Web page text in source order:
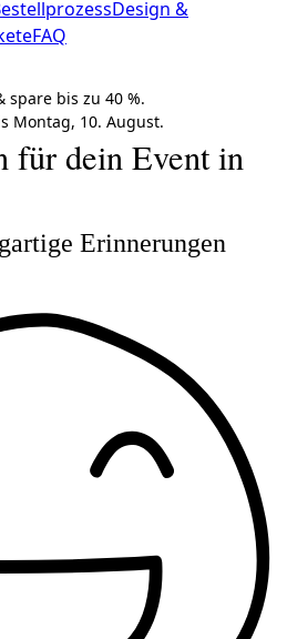
Design &
FAQ
spare bis zu 40 %.
Montag, 10. August.
für dein Event in
Erinnerungen